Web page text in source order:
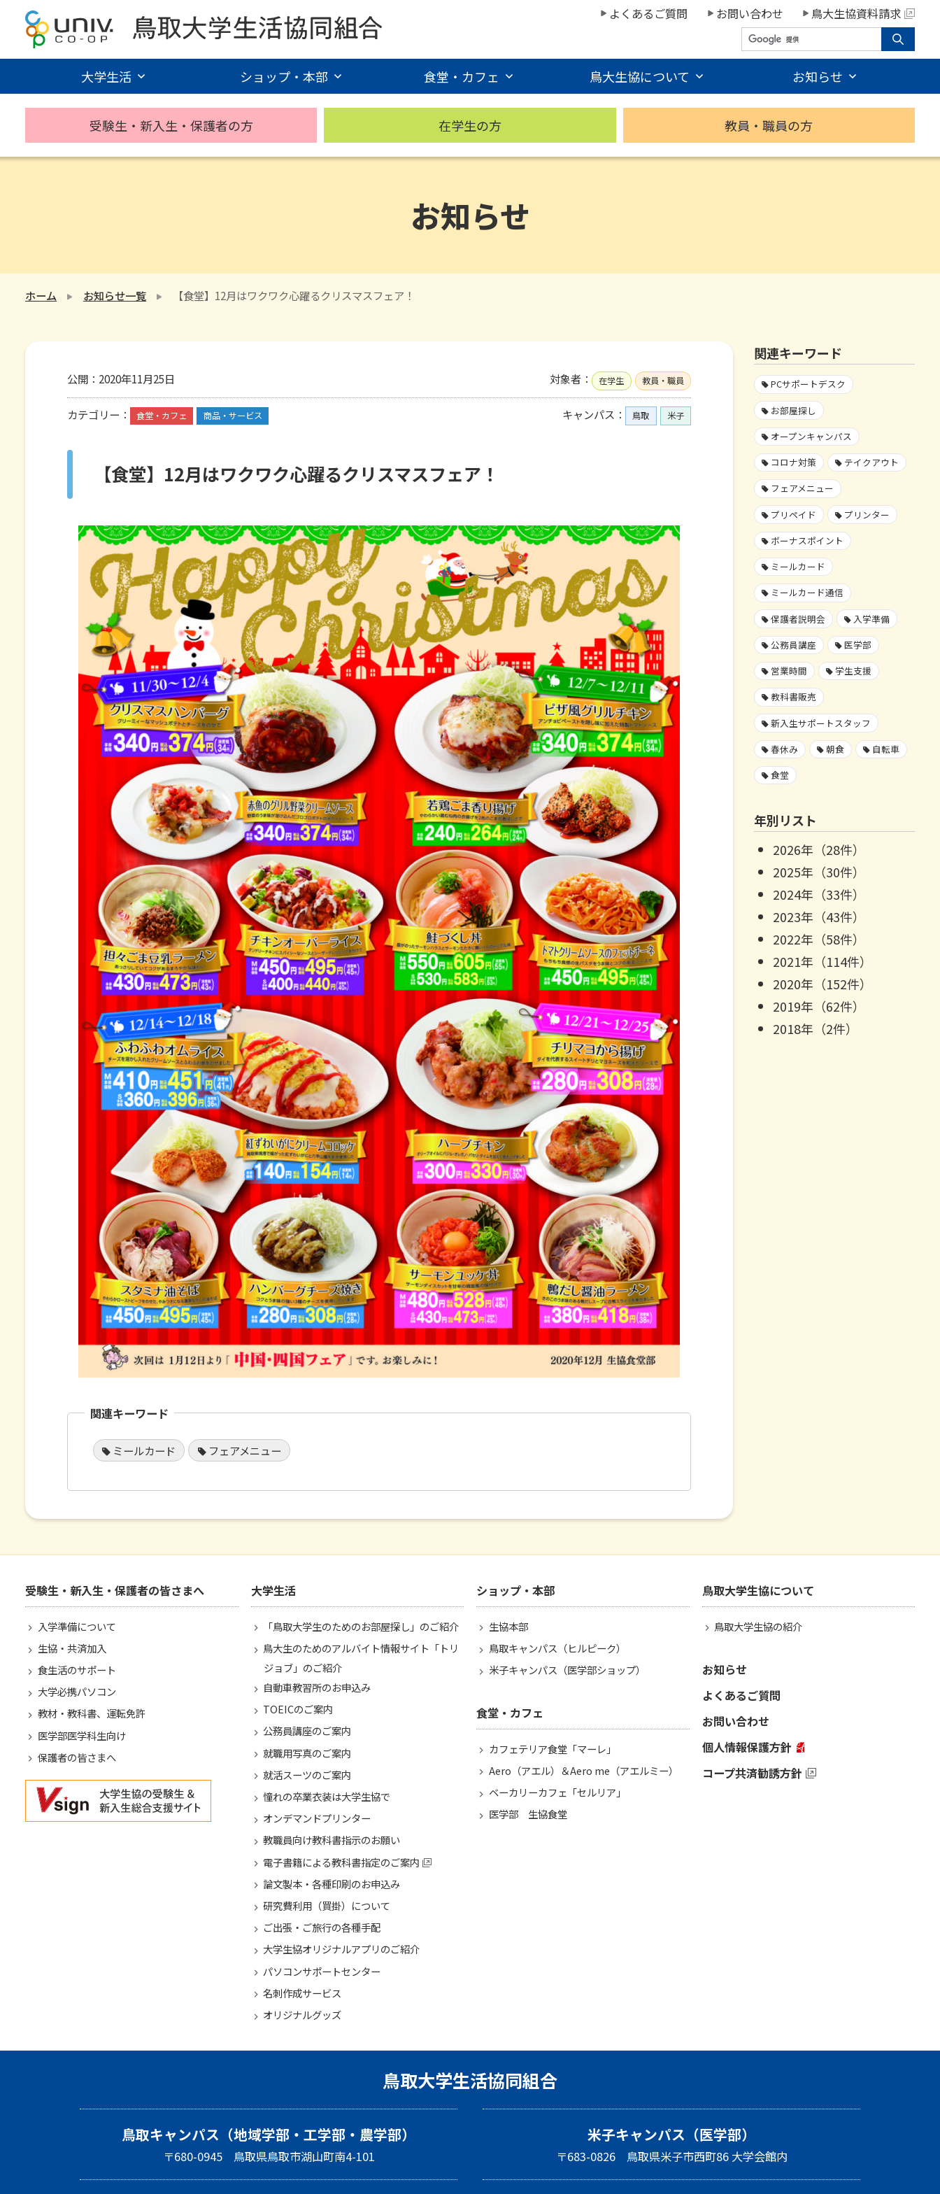
よくあるご質問 お問い合わせ 鳥大生協資料請求
大学生活 ショップ・本部 食堂・カフェ 鳥大生協について お知らせ
受験生・新入生・保護者の方 在学生の方 教員・職員の方
お知らせ
ホーム お知らせ一覧 【食堂】12月はワクワク心躍るクリスマスフェア！
公開： 2020年11月25日 対象者： 在学生 教員・職員
カテゴリー： 食堂・カフェ 商品・サービス キャンパス： 鳥取 米子
【食堂】12月はワクワク心躍るクリスマスフェア！
関連キーワード
ミールカード フェアメニュー
関連キーワード
PCサポートデスク
お部屋探し
オープンキャンパス
コロナ対策
テイクアウト
フェアメニュー
プリペイド
プリンター
ボーナスポイント
ミールカード
ミールカード通信
保護者説明会
入学準備
公務員講座
医学部
営業時間
学生支援
教科書販売
新入生サポートスタッフ
春休み
朝食
自転車
食堂
年別リスト
2026年（28件）
2025年（30件）
2024年（33件）
2023年（43件）
2022年（58件）
2021年（114件）
2020年（152件）
2019年（62件）
2018年（2件）
受験生・新入生・保護者の皆さまへ
入学準備について
生協・共済加入
食生活のサポート
大学必携パソコン
教材・教科書、運転免許
医学部医学科生向け
保護者の皆さまへ
大学生活
「鳥取大学生のためのお部屋探し」のご紹介
鳥大生のためのアルバイト情報サイト「トリ
ジョブ」のご紹介
自動車教習所のお申込み
TOEICのご案内
公務員講座のご案内
就職用写真のご案内
就活スーツのご案内
憧れの卒業衣装は大学生協で
オンデマンドプリンター
教職員向け教科書指示のお願い
電子書籍による教科書指定のご案内
論文製本・各種印刷のお申込み
研究費利用（買掛）について
ご出張・ご旅行の各種手配
大学生協オリジナルアプリのご紹介
パソコンサポートセンター
名刺作成サービス
オリジナルグッズ
ショップ・本部
生協本部
鳥取キャンパス（ヒルピーク）
米子キャンパス（医学部ショップ）
食堂・カフェ
カフェテリア食堂「マーレ」
Aero（アエル）＆Aero me（アエルミー）
ベーカリーカフェ「セルリア」
医学部 生協食堂
鳥取大学生協について
鳥取大学生協の紹介
お知らせ
よくあるご質問
お問い合わせ
個人情報保護方針
コープ共済勧誘方針
鳥取大学生活協同組合
鳥取キャンパス（地域学部・工学部・農学部）
〒680-0945 鳥取県鳥取市湖山町南4-101
米子キャンパス（医学部）
〒683-0826 鳥取県米子市西町86 大学会館内